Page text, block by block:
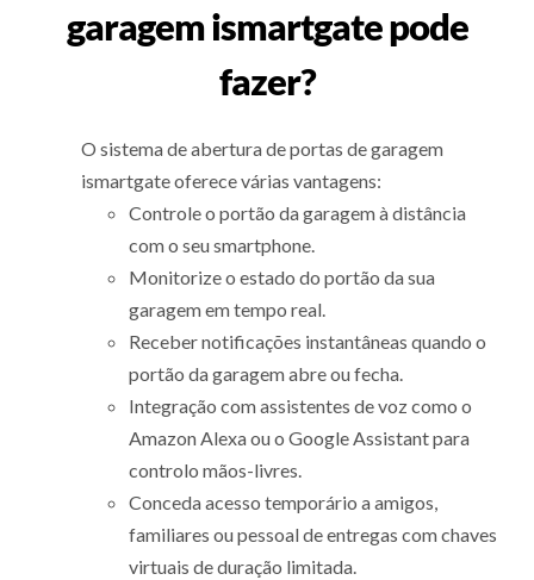
garagem ismartgate pode
fazer?
O sistema de abertura de portas de garagem
ismartgate oferece várias vantagens:
Controle o portão da garagem à distância
com o seu smartphone.
Monitorize o estado do portão da sua
garagem em tempo real.
Receber notificações instantâneas quando o
portão da garagem abre ou fecha.
Integração com assistentes de voz como o
Amazon Alexa ou o Google Assistant para
controlo mãos-livres.
Conceda acesso temporário a amigos,
familiares ou pessoal de entregas com chaves
virtuais de duração limitada.